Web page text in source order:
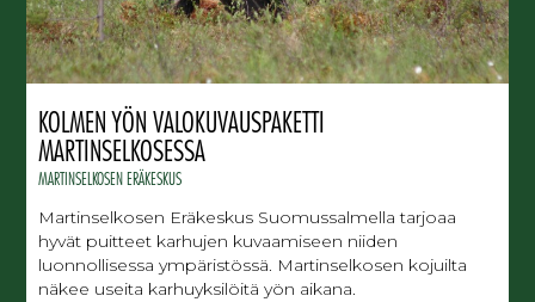
KOLMEN YÖN VALOKUVAUSPAKETTI
MARTINSELKOSESSA
MARTINSELKOSEN ERÄKESKUS
Martinselkosen Eräkeskus Suomussalmella tarjoaa
hyvät puitteet karhujen kuvaamiseen niiden
luonnollisessa ympäristössä. Martinselkosen kojuilta
näkee useita karhuyksilöitä yön aikana.